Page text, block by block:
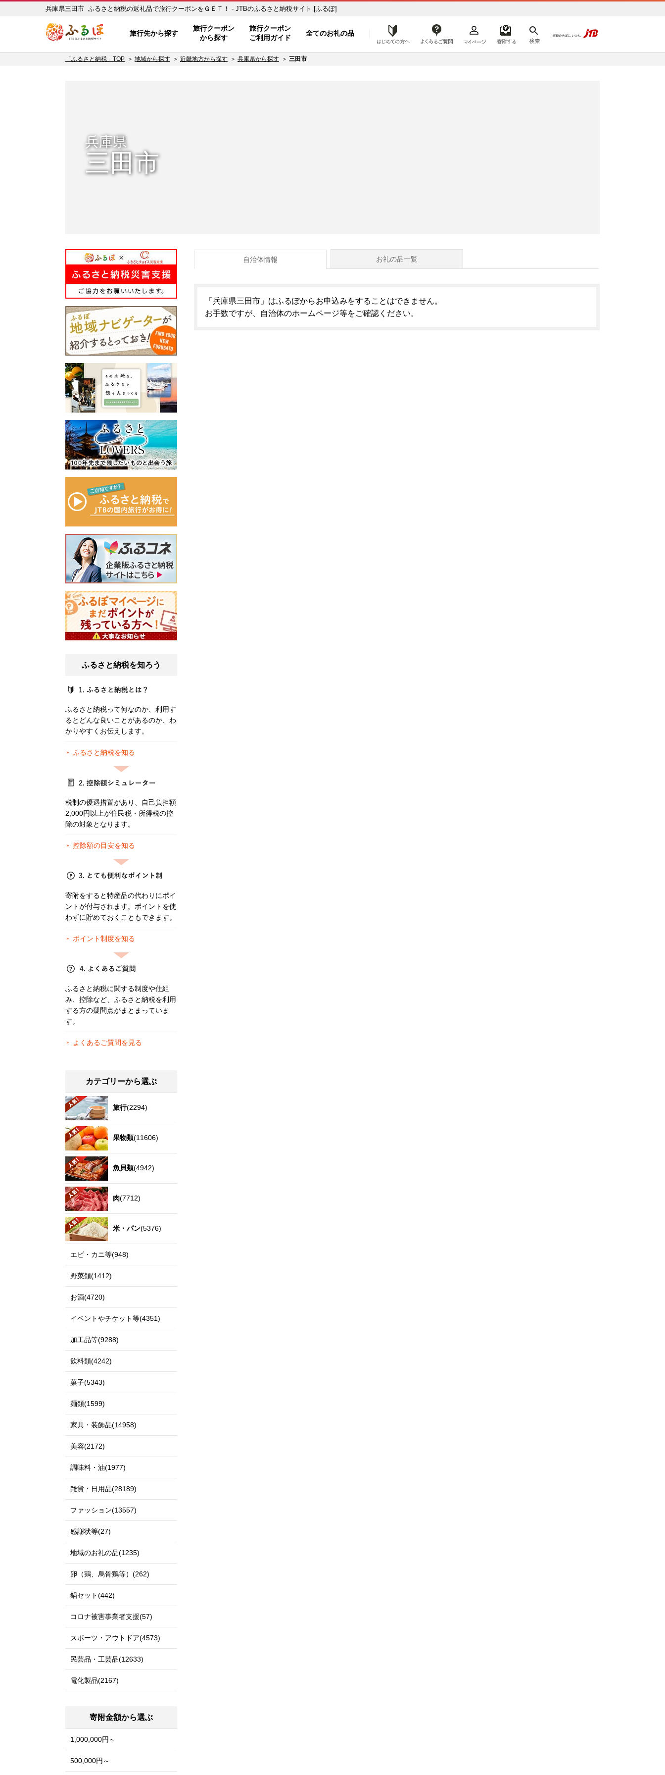
兵庫県三田市 ふるさと納税の返礼品で旅行クーポンをＧＥＴ！ - JTBのふるさと納税サイト [ふるぽ]
旅行先から探す
旅行クーポン
から探す
旅行クーポン
ご利用ガイド
全てのお礼の品 はじめての方へ
「ふるさと納税」TOP 地域から探す 近畿地方から探す 兵庫県から探す 三田市
兵庫県
三田市
自治体情報 お礼の品一覧
「兵庫県三田市」はふるぽからお申込みをすることはできません。
お手数ですが、自治体のホームページ等をご確認ください。
ふるさと納税を知ろう
ふるさと納税って何なのか、利用す
るとどんな良いことがあるのか、わ
かりやすくお伝えします。
ふるさと納税を知る
税制の優遇措置があり、自己負担額
2,000円以上が住民税・所得税の控
除の対象となります。
控除額の目安を知る
寄附をすると特産品の代わりにポイ
ントが付与されます。ポイントを使
わずに貯めておくこともできます。
ポイント制度を知る
ふるさと納税に関する制度や仕組
み、控除など、ふるさと納税を利用
する方の疑問点がまとまっていま
す。
よくあるご質問を見る
カテゴリーから選ぶ
旅行(2294)
果物類(11606)
魚貝類(4942)
肉(7712)
米・パン(5376)
エビ・カニ等(948)
野菜類(1412)
お酒(4720)
イベントやチケット等(4351)
加工品等(9288)
飲料類(4242)
菓子(5343)
麺類(1599)
家具・装飾品(14958)
美容(2172)
調味料・油(1977)
雑貨・日用品(28189)
ファッション(13557)
感謝状等(27)
地域のお礼の品(1235)
卵（鶏、烏骨鶏等）(262)
鍋セット(442)
コロナ被害事業者支援(57)
スポーツ・アウトドア(4573)
民芸品・工芸品(12633)
電化製品(2167)
寄附金額から選ぶ
1,000,000円～
500,000円～